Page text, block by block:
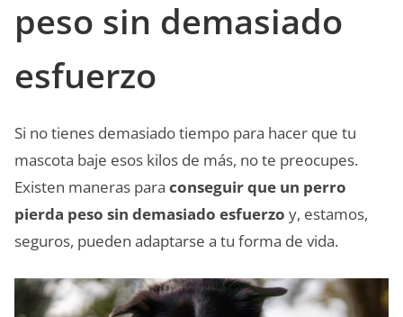
peso sin demasiado
esfuerzo
Si no tienes demasiado tiempo para hacer que tu
mascota baje esos kilos de más, no te preocupes.
Existen maneras para conseguir que un perro
pierda peso sin demasiado esfuerzo y, estamos,
seguros, pueden adaptarse a tu forma de vida.